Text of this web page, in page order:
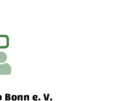
Bonn e. V.